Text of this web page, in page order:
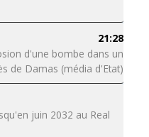
21:28
d'une bombe dans un
de Damas (média d'Etat)
juin 2032 au Real